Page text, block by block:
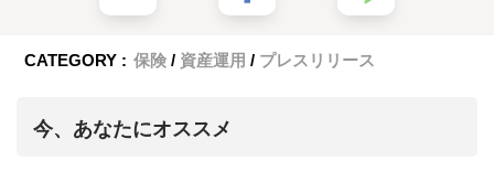
CATEGORY : 保険 資産運用 プレスリリース
今、あなたにオススメ